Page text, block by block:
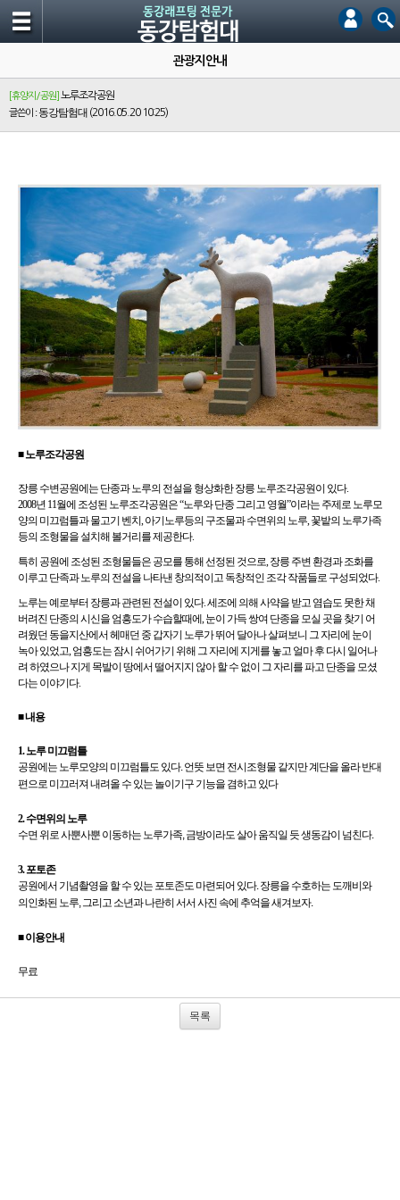
관광지안내
[휴양지/공원] 노루조각공원
글쓴이 : 동강탐험대 (2016.05.20 10:25)
■ 노루조각공원
장릉 수변공원에는 단종과 노루의 전설을 형상화한 장릉 노루조각공원이 있다.
2008년 11월에 조성된 노루조각공원은 “노루와 단종 그리고 영월”이라는 주제로 노루모
양의 미끄럼틀과 물고기 벤치, 아기노루등의 구조물과 수면위의 노루, 꽃밭의 노루가족
등의 조형물을 설치해 볼거리를 제공한다.
특히 공원에 조성된 조형물들은 공모를 통해 선정된 것으로, 장릉 주변 환경과 조화를
이루고 단족과 노루의 전설을 나타낸 창의적이고 독창적인 조각 작품들로 구성되었다.
노루는 예로부터 장릉과 관련된 전설이 있다. 세조에 의해 사약을 받고 염습도 못한 채
버려진 단종의 시신을 엄흥도가 수습할때에, 눈이 가득 쌍여 단종을 모실 곳을 찾기 어
려웠던 동을지산에서 헤매던 중 갑자기 노루가 뛰어 달아나 살펴보니 그 자리에 눈이
녹아 있었고, 엄흥도는 잠시 쉬어가기 위해 그 자리에 지게를 놓고 얼마 후 다시 일어나
려 하였으나 지게 목발이 땅에서 떨어지지 않아 할 수 없이 그 자리를 파고 단종을 모셨
다는 이야기다.
■ 내용
1. 노루 미끄럼틀
공원에는 노루모양의 미끄럼틀도 있다. 언뜻 보면 전시조형물 같지만 계단을 올라 반대
편으로 미끄러져 내려올 수 있는 놀이기구 기능을 겸하고 있다
2. 수면위의 노루
수면 위로 사뿐사뿐 이동하는 노루가족, 금방이라도 살아 움직일 듯 생동감이 넘친다.
3. 포토존
공원에서 기념촬영을 할 수 있는 포토존도 마련되어 있다. 장릉을 수호하는 도깨비와
의인화된 노루, 그리고 소년과 나란히 서서 사진 속에 추억을 새겨보자.
■ 이용안내
무료
목록